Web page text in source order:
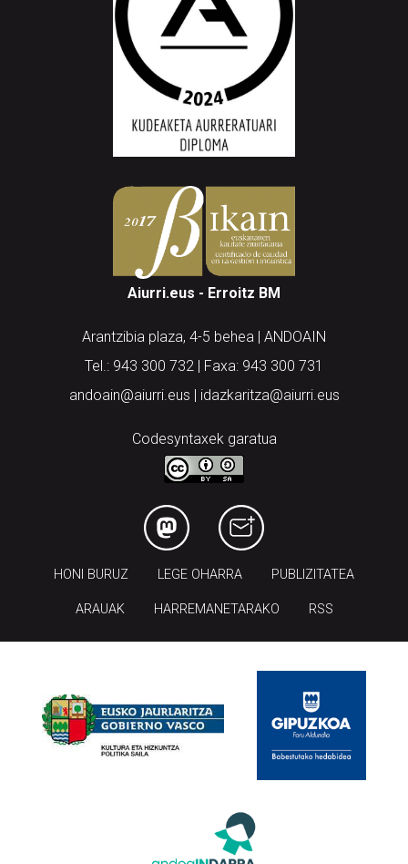
Aiurri.eus - Erroitz BM
Arantzibia plaza, 4-5 behea | ANDOAIN
Tel.: 943 300 732 | Faxa: 943 300 731
andoain@aiurri.eus | idazkaritza@aiurri.eus
Codesyntaxek garatua
HONI BURUZ LEGE OHARRA PUBLIZITATEA
ARAUAK HARREMANETARAKO RSS